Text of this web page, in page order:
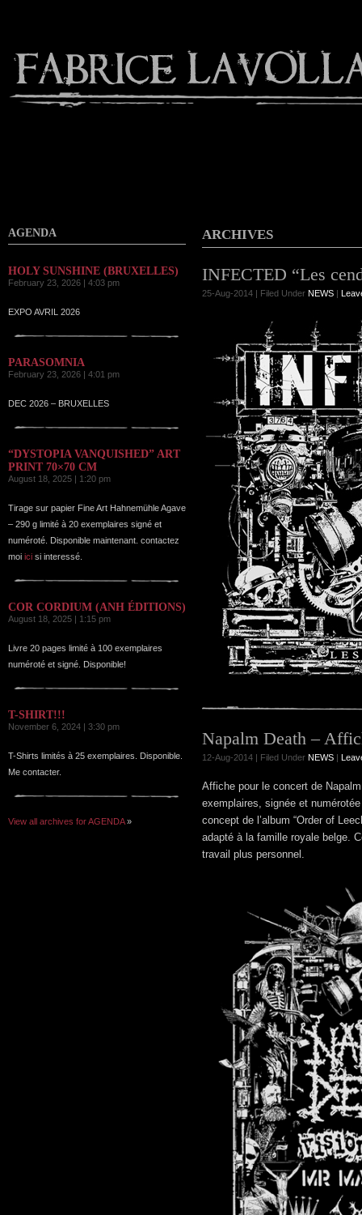
Contact
AGENDA
HOLY SUNSHINE (BRUXELLES)
February 23, 2026 | 4:03 pm
EXPO AVRIL 2026
PARASOMNIA
February 23, 2026 | 4:01 pm
DEC 2026 – BRUXELLES
“DYSTOPIA VANQUISHED” ART
PRINT 70×70 CM
August 18, 2025 | 1:20 pm
Tirage sur papier Fine Art Hahnemühle Agave
– 290 g limité à 20 exemplaires signé et
numéroté. Disponible maintenant. contactez
moi ici si interessé.
COR CORDIUM (ANH ÉDITIONS)
August 18, 2025 | 1:15 pm
Livre 20 pages limité à 100 exemplaires
numéroté et signé. Disponible!
T-SHIRT!!!
November 6, 2024 | 3:30 pm
T-Shirts limités à 25 exemplaires. Disponible.
Me contacter.
View all archives for AGENDA»
ARCHIVES
INFECTED “Les
25-Aug-2014 | Filed Under NEWS |
Napalm Death –
12-Aug-2014 | Filed Under NEWS |
Affiche pour le concert de
exemplaires, signée et
concept de l’album “Order of
adapté à la famille royale belge.
travail plus personnel.